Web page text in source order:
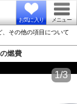
お気に入り メニュー
その他の項目について
燃費
1/3